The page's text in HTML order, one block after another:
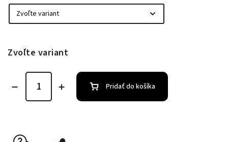
Zvoľte variant
Pridať do košíka